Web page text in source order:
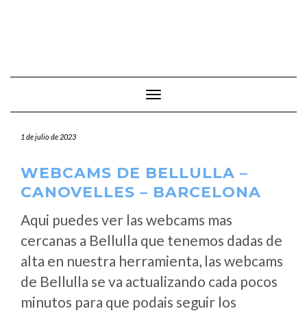
Cambiar modo de navegación
1 de julio de 2023
WEBCAMS DE BELLULLA –
CANOVELLES – BARCELONA
Aqui puedes ver las webcams mas
cercanas a Bellulla que tenemos dadas de
alta en nuestra herramienta, las webcams
de Bellulla se va actualizando cada pocos
minutos para que podais seguir los